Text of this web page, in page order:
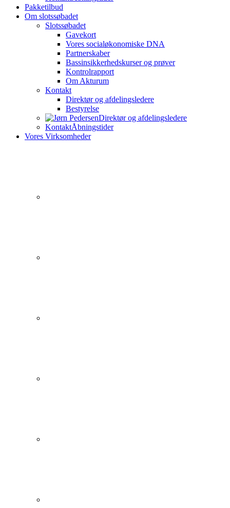
Pakketilbud
Om slotssøbadet
Slotssøbadet
Gavekort
Vores socialøkonomiske DNA
Partnerskaber
Bassinsikkerhedskurser og prøver
Kontrolrapport
Om Akturum
Kontakt
Direktør og afdelingsledere
Bestyrelse
Direktør og afdelingsledere
KontaktÅbningstider
Vores Virksomheder